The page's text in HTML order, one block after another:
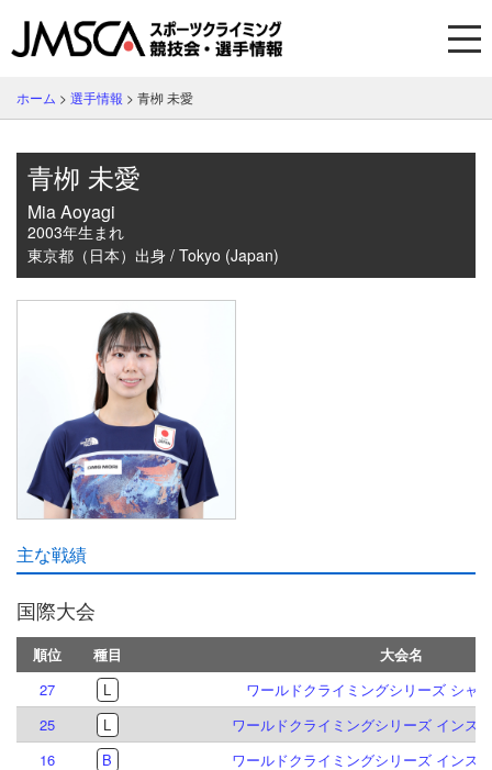
ホーム > 選手情報 > 青栁 未愛
青栁 未愛
Mia Aoyagi
2003年生まれ
東京都（日本）出身 / Tokyo (Japan)
主な戦績
国際大会
順位 種目
大会名
27
L
ワールドクライミングシリーズ シャ
25
L
ワールドクライミングシリーズ インス
16
B
ワールドクライミングシリーズ インス